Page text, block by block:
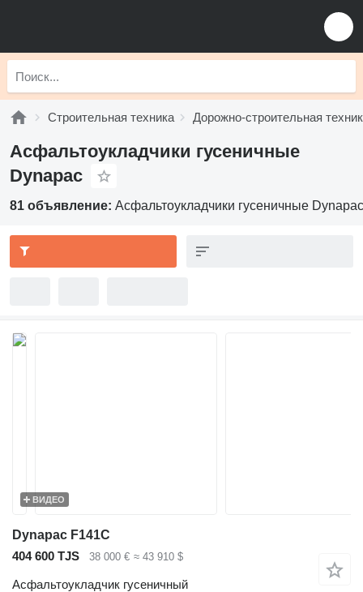
Строительная техника Дорожно-строительная
Асфальтоукладчики гусеничные
Dynapac
81 объявление: Асфальтоукладчики гусеничные Dynapac
ВИДЕО
Dynapac F141C
404 600 TJS
38 000 € ≈ 43 910 $
Асфальтоукладчик гусеничный